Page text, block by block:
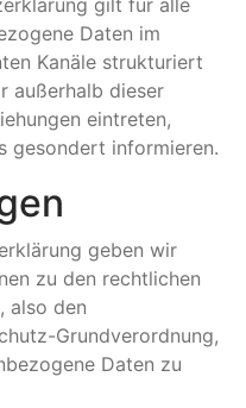
gilt für alle
Daten im
Kanäle strukturiert
außerhalb dieser
eintreten,
gesondert informieren.
geben wir
zu den rechtlichen
also den
Grundverordnung,
Daten zu